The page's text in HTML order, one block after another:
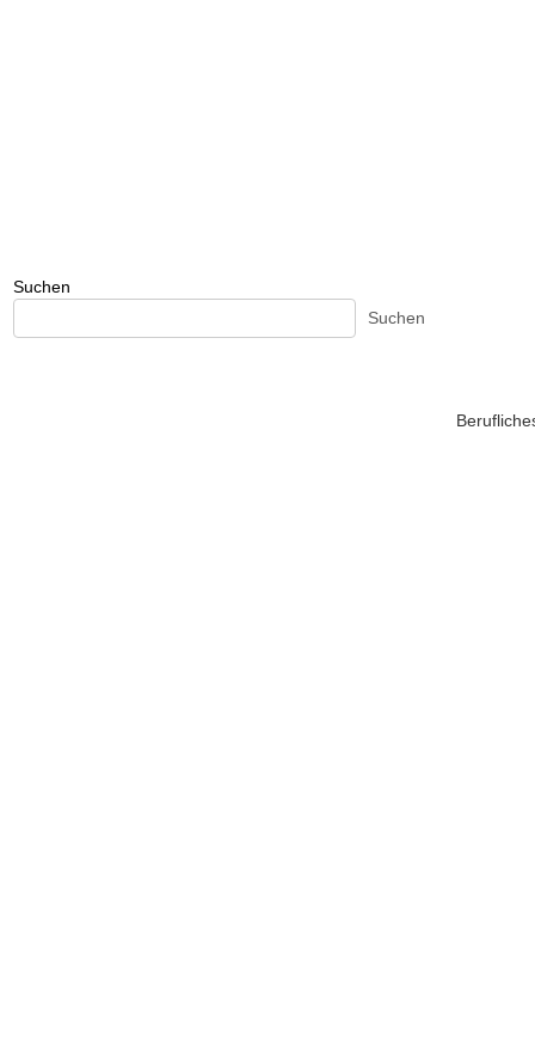
Suchen
Suchen